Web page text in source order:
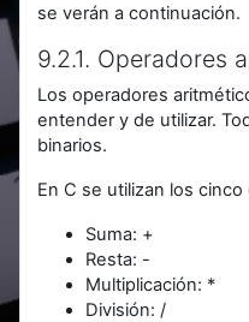
se verán a continuación.
9.2.1. Operadores
Los operadores
entender y de utilizar.
binarios.
En C se utilizan los
Suma: +
Resta: -
Multiplicación: *
División: /